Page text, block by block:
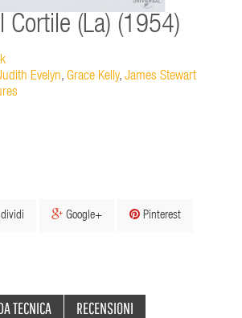
Cortile (La) (1954)
Evelyn, Grace Kelly, James Stewart
Google+ Pinterest
TECNICA RECENSIONI